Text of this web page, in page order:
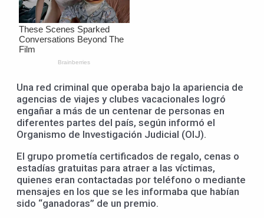
Una red criminal que operaba bajo la apariencia de
agencias de viajes y clubes vacacionales logró
engañar a más de un centenar de personas en
diferentes partes del país, según informó el
Organismo de Investigación Judicial (OIJ).
El grupo prometía certificados de regalo, cenas o
estadías gratuitas para atraer a las víctimas,
quienes eran contactadas por teléfono o mediante
mensajes en los que se les informaba que habían
sido “ganadoras” de un premio.